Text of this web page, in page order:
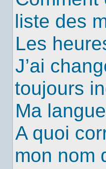
liste des
Les
J’ai
toujours
Ma
A quoi
mon nom